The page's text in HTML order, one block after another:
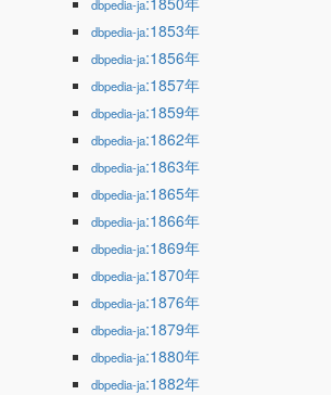
dbpedia-ja
dbpedia-ja:1853年
dbpedia-ja:1856年
dbpedia-ja:1857年
dbpedia-ja:1859年
dbpedia-ja:1862年
dbpedia-ja:1863年
dbpedia-ja:1865年
dbpedia-ja:1866年
dbpedia-ja:1869年
dbpedia-ja:1870年
dbpedia-ja:1876年
dbpedia-ja:1879年
dbpedia-ja:1880年
dbpedia-ja:1882年